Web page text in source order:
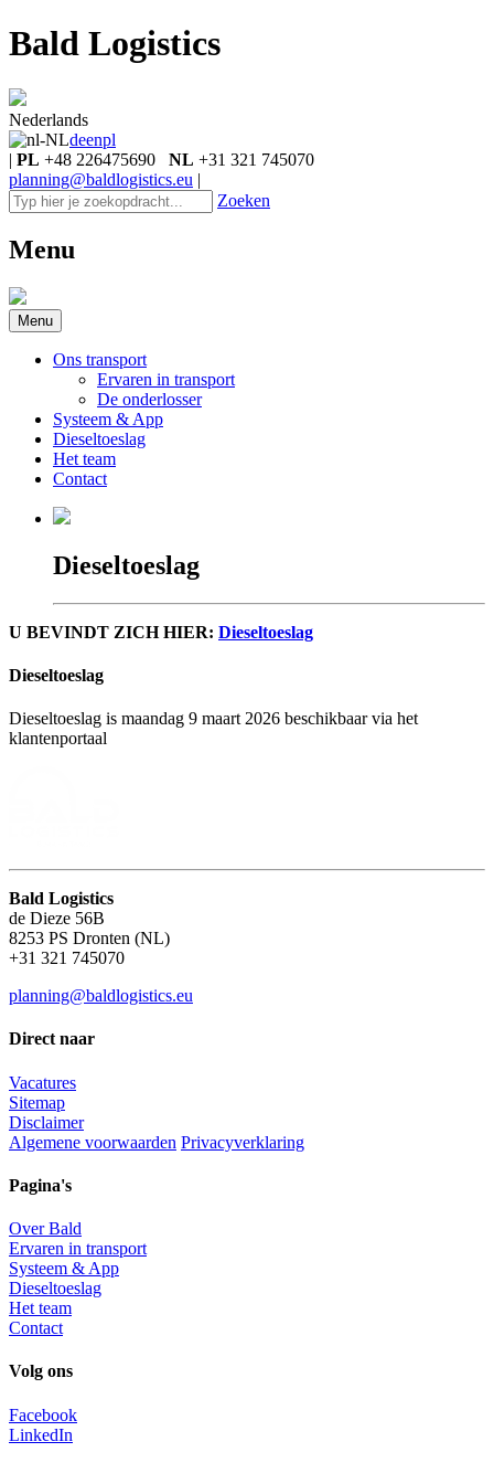
Bald Logistics
Nederlands
deenpl
| PL +48 226475690 NL +31 321 745070
planning@baldlogistics.eu |
Zoeken
Menu
Menu
Ons transport
Ervaren in transport
De onderlosser
Systeem & App
Dieseltoeslag
Het team
Contact
Dieseltoeslag
U BEVINDT ZICH HIER: Dieseltoeslag
Dieseltoeslag
Dieseltoeslag is maandag 9 maart 2026 beschikbaar via het
klantenportaal
Bald Logistics
de Dieze 56B
8253 PS Dronten (NL)
+31 321 745070
planning@baldlogistics.eu
Direct naar
Vacatures
Sitemap
Disclaimer
Algemene voorwaarden Privacyverklaring
Pagina's
Over Bald
Ervaren in transport
Systeem & App
Dieseltoeslag
Het team
Contact
Volg ons
Facebook
LinkedIn